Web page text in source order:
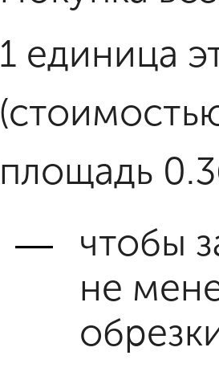
1 единица
площадь
чтобы
не